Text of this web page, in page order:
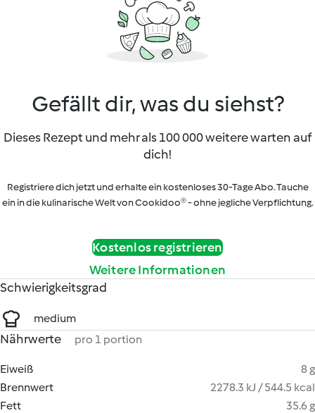
Gefällt dir, was du siehst?
Dieses Rezept und mehr als 100 000 weitere warten auf
dich!
Registriere dich jetzt und erhalte ein kostenloses 30-Tage Abo. Tauche
ein in die kulinarische Welt von Cookidoo® - ohne jegliche Verpflichtung.
Kostenlos registrieren
Weitere Informationen
Schwierigkeitsgrad
medium
Nährwerte pro 1 portion
Eiweiß
8 g
Brennwert
2278.3 kJ / 544.5 kcal
Fett
35.6 g